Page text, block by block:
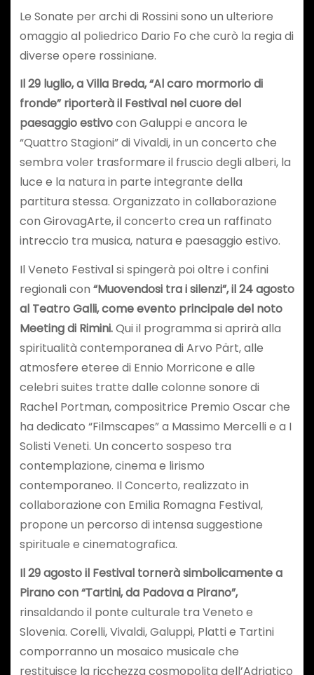
Le Sonate per archi di Rossini sono un ulteriore
omaggio al poliedrico Dario Fo che curò la regia di
diverse opere rossiniane.
Il 29 luglio, a Villa Breda, “Al caro mormorio di
fronde” riporterà il Festival nel cuore del
paesaggio estivocon Galuppi e ancora le
“Quattro Stagioni” di Vivaldi, in un concerto che
sembra voler trasformare il fruscio degli alberi, la
luce e la natura in parte integrante della
partitura stessa. Organizzato in collaborazione
con GirovagArte, il concerto crea un raffinato
intreccio tra musica, natura e paesaggio estivo.
Il Veneto Festival si spingerà poi oltre i confini
regionali con “Muovendosi tra i silenzi”, il 24 agosto
al Teatro Galli, come evento principale del noto
Meeting di Rimini.Qui il programma si aprirà alla
spiritualità contemporanea di Arvo Pärt, alle
atmosfere eteree di Ennio Morricone e alle
celebri suites tratte dalle colonne sonore di
Rachel Portman, compositrice Premio Oscar che
ha dedicato “Filmscapes” a Massimo Mercelli e a I
Solisti Veneti. Un concerto sospeso tra
contemplazione, cinema e lirismo
contemporaneo. Il Concerto, realizzato in
collaborazione con Emilia Romagna Festival,
propone un percorso di intensa suggestione
spirituale e cinematografica.
Il 29 agosto il Festival tornerà simbolicamente a
Pirano con “Tartini, da Padova a Pirano”,
rinsaldando il ponte culturale tra Veneto e
Slovenia. Corelli, Vivaldi, Galuppi, Platti e Tartini
comporranno un mosaico musicale che
restituisce la ricchezza cosmopolita dell’Adriatico